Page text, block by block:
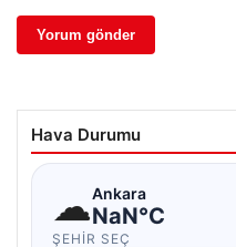
Hava Durumu
☁Ankara
NaN°C
ŞEHIR SEÇ